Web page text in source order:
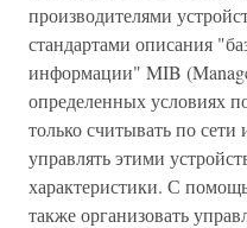
производителями
стандартами описания
информации" MIB
определенных условиях
только считывать по
управлять этими
характеристики. С
также организовать